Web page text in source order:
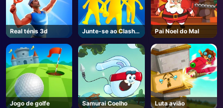
Real ténis 3d
Junte-se ao Clash
3D Online
Pai Noel do Mal
Jogo de golfe Samurai Coelho Luta avião